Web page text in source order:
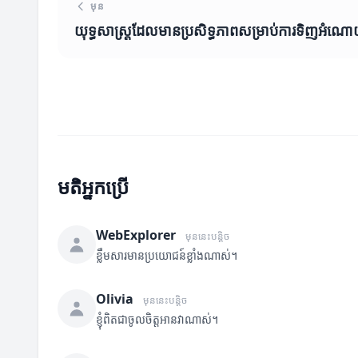
មុន
យុទ្ធសាស្ត្រដែលមានប្រសិទ្ធភាពសម្រាប់ការទិញអំណ
មតិអ្នកប្រើ
WebExplorer មុននេះបន្តិច
ខ្លឹមសារមានប្រយោជន៍ខ្លាំងណាស់។
Olivia មុននេះបន្តិច
ខ្ញុំពិតជាចូលចិត្តអានវាណាស់។